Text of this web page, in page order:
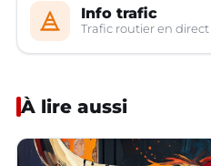
Info trafic
Trafic routier en
À lire aussi